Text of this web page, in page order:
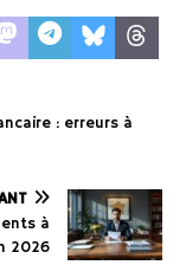
: erreurs à
à
2026